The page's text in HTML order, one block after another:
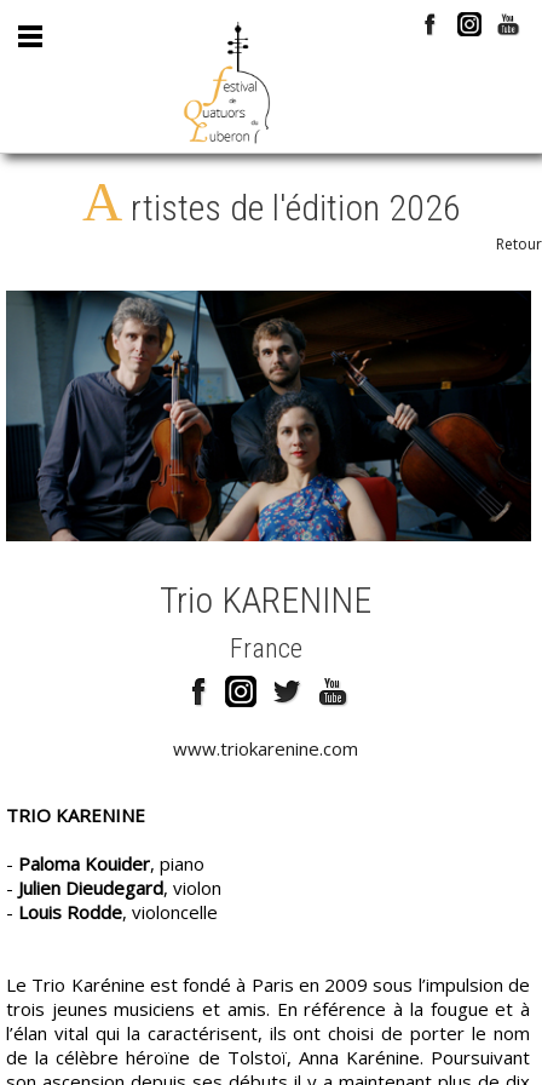
Artistes de l'édition 2026
Retour
Trio KARENINE
France
www.triokarenine.com
TRIO KARENINE
- Paloma Kouider, piano
- Julien Dieudegard, violon
- Louis Rodde, violoncelle
Le Trio Karénine est fondé à Paris en 2009 sous l’impulsion de
trois jeunes musiciens et amis. En référence à la fougue et à
l’élan vital qui la caractérisent, ils ont choisi de porter le nom
de la célèbre héroïne de Tolstoï, Anna Karénine. Poursuivant